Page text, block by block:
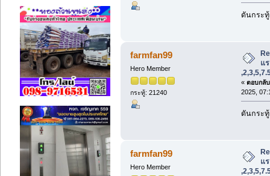
ดันกระ
farmfan99
Hero Member
กระทู้: 21240
แ
« ตอบกลั
2025,
ดันกระ
farmfan99
Hero Member
แ